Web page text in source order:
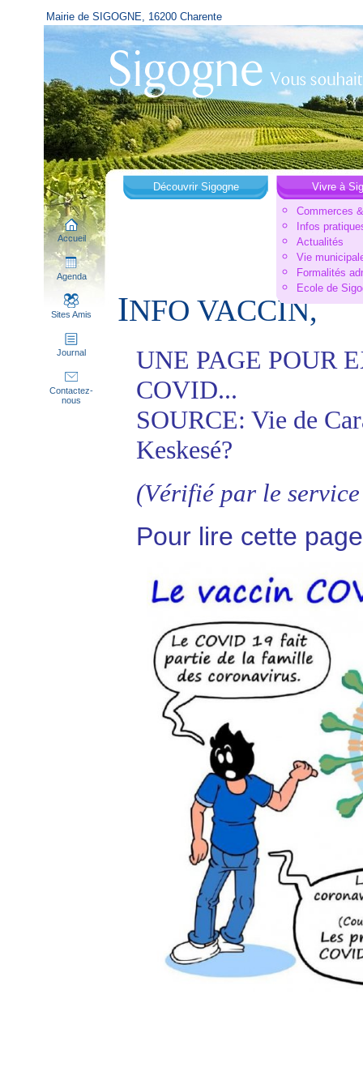
Mairie de SIGOGNE, 16200 Charente
Accueil
Agenda
Sites Amis
Journal
Contactez-
nous
Découvrir Sigogne
Vivre à
Commerces
Infos
Actualités
Vie
Formalités
Ecole de
INFO VACCIN,
UNE PAGE POUR
COVID...
SOURCE: Vie de
Keskesé?
(Vérifié par le
Pour lire cette